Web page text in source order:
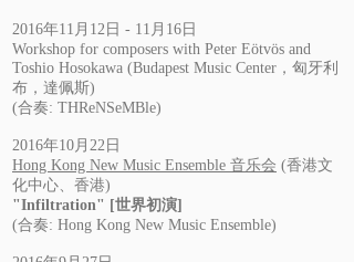
2016年11月12日 - 11月16日
Workshop for composers with Peter Eötvös and
Toshio Hosokawa (Budapest Music Center ， 匈牙利
布 ， 達佩斯)
(合奏: THReNSeMBle)
2016年10月22日
Hong Kong New Music Ensemble 音乐会 (香港文
化中心、香港)
"Infiltration" [世界初演]
(合奏: Hong Kong New Music Ensemble)